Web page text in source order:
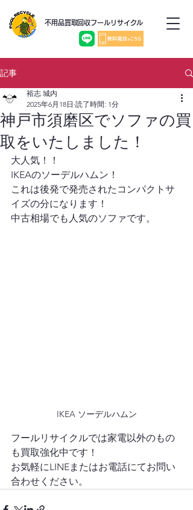
不用品買取回収フールリサイクル
記事
神戸市須磨区でソファの買
取をいたしました！
裕志 城内
2025年6月18日 読了時間: 1分
大人気！！
IKEAのソーデルハムン！
これは後発で発売されたコンパクトサ
イズの分になります！
中古相場でも人気のソファです。
IKEA ソーデルハムン
フールリサイクルでは家電以外のもの
も買取強化中です！
お気軽にLINEまたはお電話にてお問い
合わせください。